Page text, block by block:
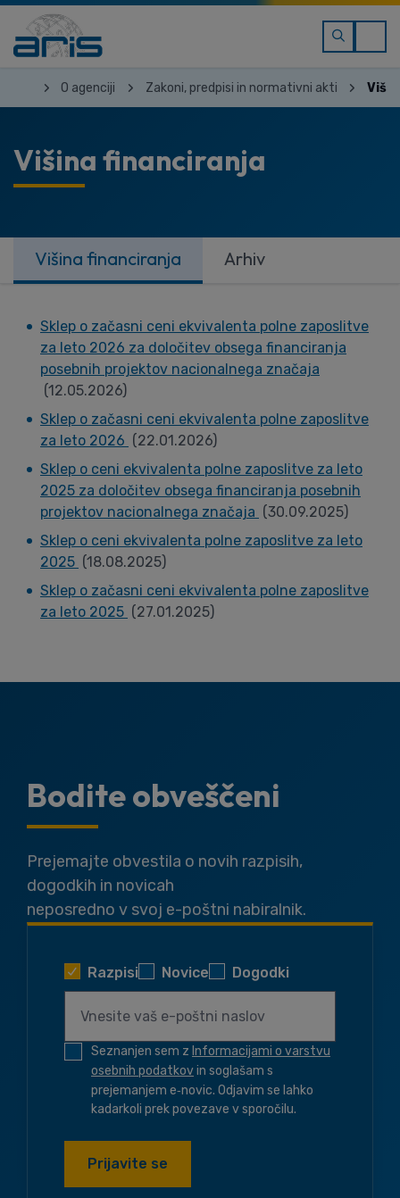
O agenciji Zakoni, predpisi in normativni akti
Višina financiranja
Višina financiranja Arhiv
Sklep o začasni ceni ekvivalenta polne zaposlitve
za leto 2026 za določitev obsega financiranja
posebnih projektov nacionalnega značaja
(12.05.2026)
Sklep o začasni ceni ekvivalenta polne zaposlitve
za leto 2026 (22.01.2026)
Sklep o ceni ekvivalenta polne zaposlitve za leto
2025 za določitev obsega financiranja posebnih
projektov nacionalnega značaja (30.09.2025)
Sklep o ceni ekvivalenta polne zaposlitve za leto
2025 (18.08.2025)
Sklep o začasni ceni ekvivalenta polne zaposlitve
za leto 2025 (27.01.2025)
Bodite obveščeni
Prejemajte obvestila o novih razpisih,
dogodkih in novicah
neposredno v svoj e-poštni nabiralnik.
Razpisi Novice Dogodki
Seznanjen sem z Informacijami o varstvu
osebnih podatkovin soglašam s
prejemanjem e‑novic. Odjavim se lahko
kadarkoli prek povezave v sporočilu.
Prijavite se